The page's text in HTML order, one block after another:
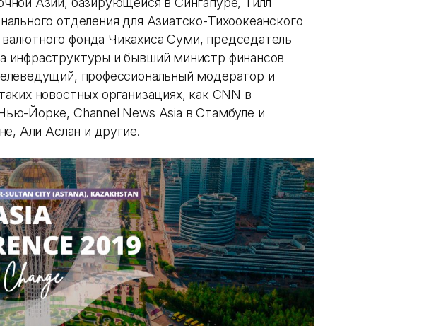
отделения для Азиатско-Тихоокеанского
фонда Чикахиса Суми, председатель
инфраструктуры и бывший министр финансов
профессиональный модератор и
новостных организациях, как CNN в
Йорке, Channel News Asia в Стамбуле и
Али Аслан и другие.